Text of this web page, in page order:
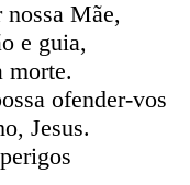
nossa Mãe,
e guia,
morte.
ofender-vos
Jesus.